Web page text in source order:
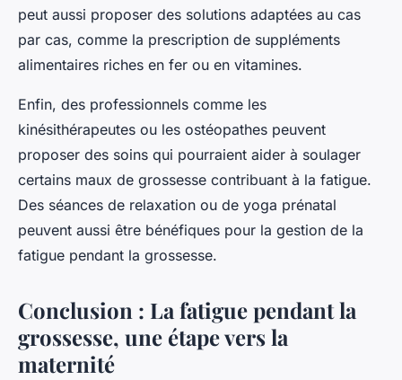
peut aussi proposer des solutions adaptées au cas
par cas, comme la prescription de suppléments
alimentaires riches en fer ou en vitamines.
Enfin, des professionnels comme les
kinésithérapeutes ou les ostéopathes peuvent
proposer des soins qui pourraient aider à soulager
certains maux de grossesse contribuant à la fatigue.
Des séances de relaxation ou de yoga prénatal
peuvent aussi être bénéfiques pour la gestion de la
fatigue pendant la grossesse.
Conclusion : La fatigue pendant la
grossesse, une étape vers la
maternité